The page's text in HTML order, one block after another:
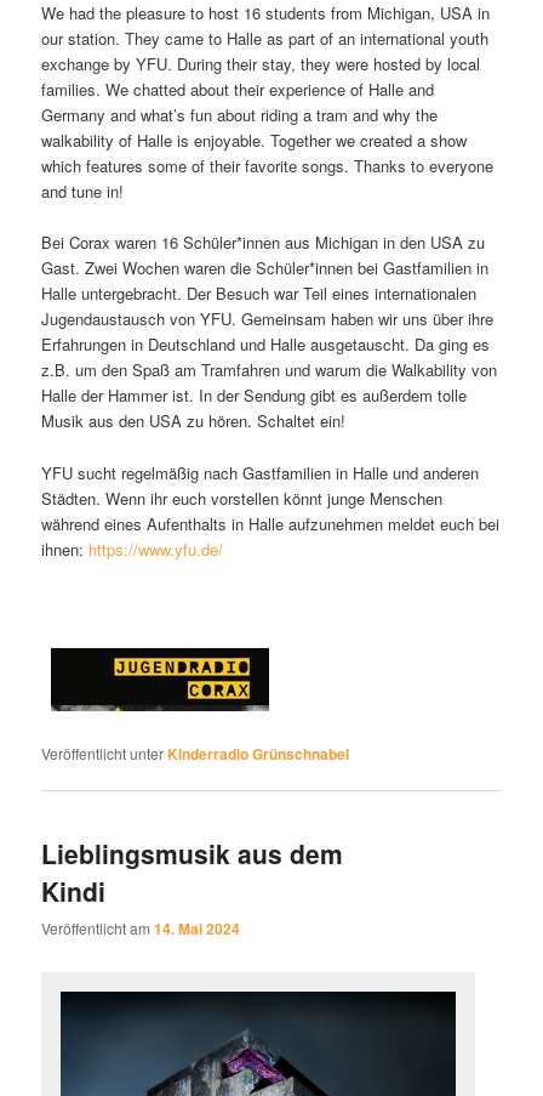
We had the pleasure to host 16 students from Michigan, USA in
our station. They came to Halle as part of an international youth
exchange by YFU. During their stay, they were hosted by local
families. We chatted about their experience of Halle and
Germany and what’s fun about riding a tram and why the
walkability of Halle is enjoyable. Together we created a show
which features some of their favorite songs. Thanks to everyone
and tune in!
Bei Corax waren 16 Schüler*innen aus Michigan in den USA zu
Gast. Zwei Wochen waren die Schüler*innen bei Gastfamilien in
Halle untergebracht. Der Besuch war Teil eines internationalen
Jugendaustausch von YFU. Gemeinsam haben wir uns über ihre
Erfahrungen in Deutschland und Halle ausgetauscht. Da ging es
z.B. um den Spaß am Tramfahren und warum die Walkability von
Halle der Hammer ist. In der Sendung gibt es außerdem tolle
Musik aus den USA zu hören. Schaltet ein!
YFU sucht regelmäßig nach Gastfamilien in Halle und anderen
Städten. Wenn ihr euch vorstellen könnt junge Menschen
während eines Aufenthalts in Halle aufzunehmen meldet euch bei
ihnen: https://www.yfu.de/
Veröffentlicht unterKinderradio Grünschnabel
Lieblingsmusik aus dem
Kindi
Veröffentlicht am14. Mai 2024